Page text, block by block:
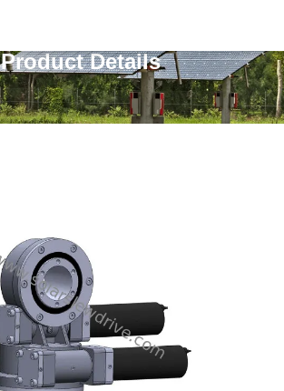
Product Details